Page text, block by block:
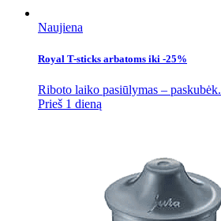
Naujiena
Royal T-sticks arbatoms iki -25%
Riboto laiko pasiūlymas – paskubėk.
Prieš 1 dieną